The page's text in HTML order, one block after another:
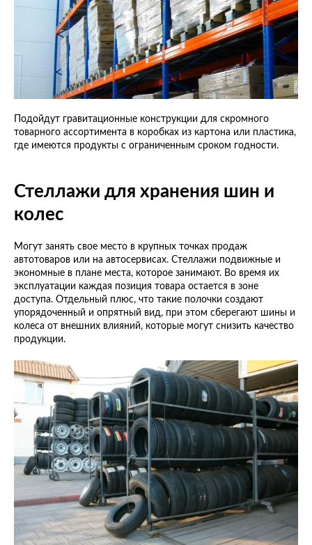
Подойдут гравитационные конструкции для скромного
товарного ассортимента в коробках из картона или пластика,
где имеются продукты с ограниченным сроком годности.
Стеллажи для хранения шин и
колес
Могут занять свое место в крупных точках продаж
автотоваров или на автосервисах. Стеллажи подвижные и
экономные в плане места, которое занимают. Во время их
эксплуатации каждая позиция товара остается в зоне
доступа. Отдельный плюс, что такие полочки создают
упорядоченный и опрятный вид, при этом сберегают шины и
колеса от внешних влияний, которые могут снизить качество
продукции.